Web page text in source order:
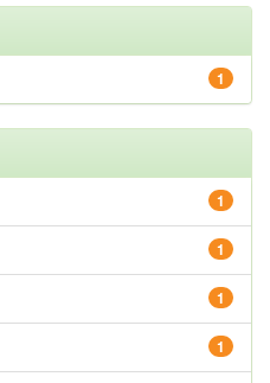
1
1
1
1
1